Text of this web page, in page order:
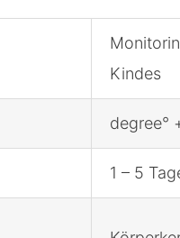
Kindes
degree°
1 – 5